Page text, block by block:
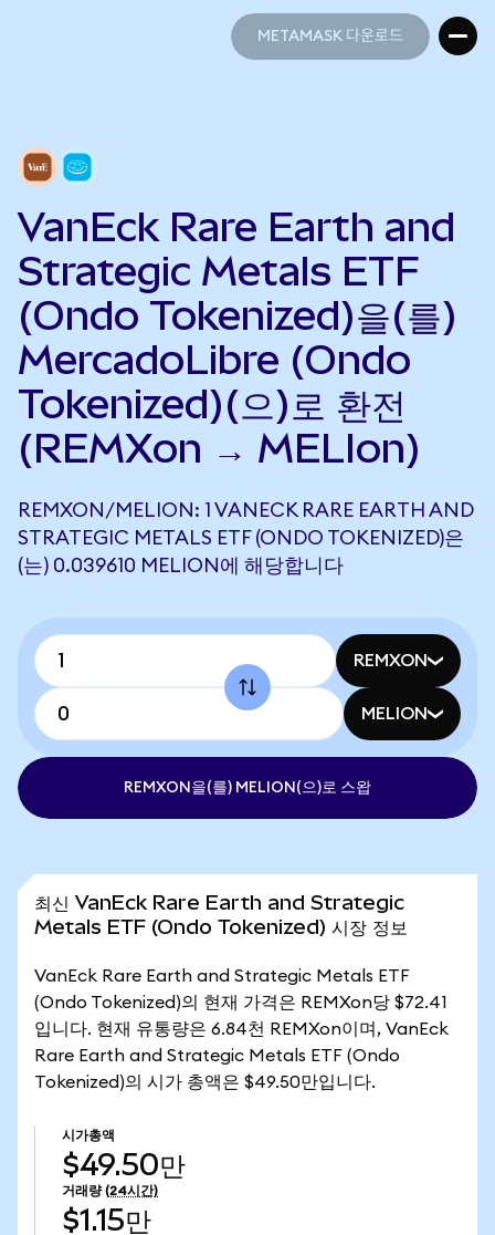
METAMASK 다운로드
VanEck Rare Earth and
Strategic Metals ETF
(Ondo Tokenized)을(를)
MercadoLibre (Ondo
Tokenized)(으)로 환전
(REMXon → MELIon)
REMXON/MELION: 1 VANECK RARE EARTH AND
STRATEGIC METALS ETF (ONDO TOKENIZED)은
(는) 0.039610 MELION에 해당합니다
REMXON
MELION
REMXON을(를) MELION(으)로 스왑
최신 VanEck Rare Earth and Strategic
Metals ETF (Ondo Tokenized) 시장 정보
VanEck Rare Earth and Strategic Metals ETF
(Ondo Tokenized)의 현재 가격은 REMXon당 $72.41
입니다. 현재 유통량은 6.84천 REMXon이며, VanEck
Rare Earth and Strategic Metals ETF (Ondo
Tokenized)의 시가 총액은 $49.50만입니다.
시가총액
$49.50만
거래량 (24시간)
$1.15만